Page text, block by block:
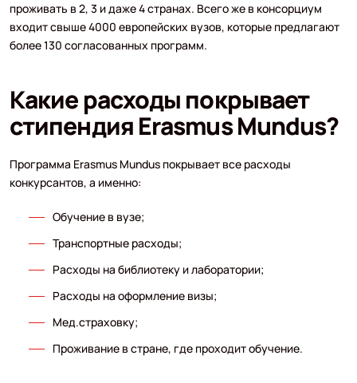
проживать в 2, 3 и даже 4 странах. Всего же в консорциум
входит свыше 4000 европейских вузов, которые предлагают
более 130 согласованных программ.
Какие расходы покрывает
стипендия Erasmus Mundus?
Программа Erasmus Mundus покрывает все расходы
конкурсантов, а именно:
Обучение в вузе;
Транспортные расходы;
Расходы на библиотеку и лаборатории;
Расходы на оформление визы;
Мед.страховку;
Проживание в стране, где проходит обучение.